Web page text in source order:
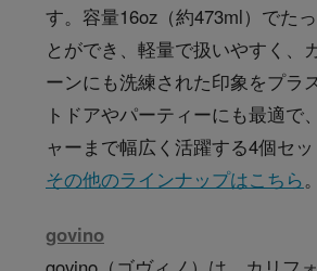
す。容量16oz（約473ml）でた
とができ、軽量で扱いやすく、
ーンにも洗練された印象をプラ
トドアやパーティーにも最適で
ャーまで幅広く活躍する4個セッ
その他のラインナップはこちら。
govino